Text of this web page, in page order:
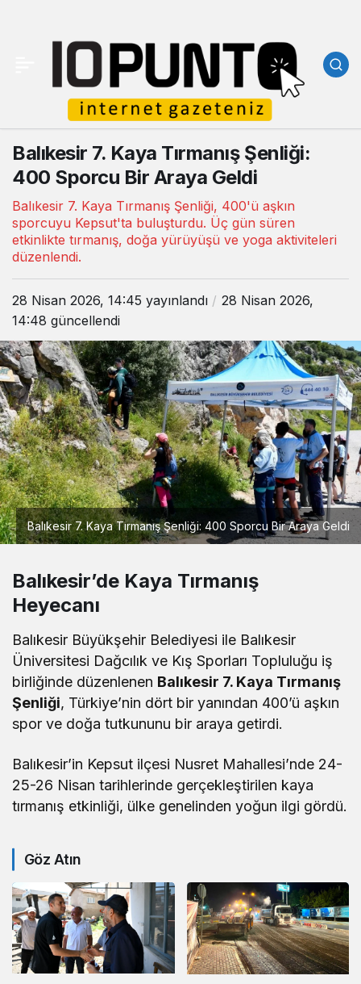
Balıkesir 7. Kaya Tırmanış Şenliği:
400 Sporcu Bir Araya Geldi
Balıkesir 7. Kaya Tırmanış Şenliği, 400'ü aşkın
sporcuyu Kepsut'ta buluşturdu. Üç gün süren
etkinlikte tırmanış, doğa yürüyüşü ve yoga aktiviteleri
düzenlendi.
28 Nisan 2026, 14:45 yayınlandı
28 Nisan 2026,
14:48 güncellendi
Balıkesir 7. Kaya Tırmanış Şenliği: 400 Sporcu Bir Araya Geldi
Balıkesir’de Kaya Tırmanış
Heyecanı
Balıkesir Büyükşehir Belediyesi ile Balıkesir
Üniversitesi Dağcılık ve Kış Sporları Topluluğu iş
birliğinde düzenlenen Balıkesir 7. Kaya Tırmanış
Şenliği, Türkiye’nin dört bir yanından 400’ü aşkın
spor ve doğa tutkununu bir araya getirdi.
Balıkesir’in Kepsut ilçesi Nusret Mahallesi’nde 24-
25-26 Nisan tarihlerinde gerçekleştirilen kaya
tırmanış etkinliği, ülke genelinden yoğun ilgi gördü.
Göz Atın